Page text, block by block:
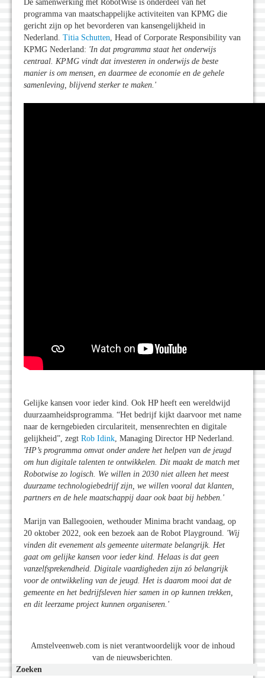
De samenwerking met RobotWise is onderdeel van het
programma van maatschappelijke activiteiten van KPMG die
gericht zijn op het bevorderen van kansengelijkheid in
Nederland. Titia Schutten , Head of Corporate Responsibility van
KPMG Nederland: 'In dat programma staat het onderwijs
centraal. KPMG vindt dat investeren in onderwijs de beste
manier is om mensen, en daarmee de economie en de gehele
samenleving, blijvend sterker te maken. '
Gelijke kansen voor ieder kind. Ook HP heeft een wereldwijd
duurzaamheidsprogramma. “Het bedrijf kijkt daarvoor met name
naar de kerngebieden circulariteit, mensenrechten en digitale
gelijkheid”, zegt Rob Idink , Managing Director HP Nederland.
'HP’s programma omvat onder andere het helpen van de jeugd
om hun digitale talenten te ontwikkelen. Dit maakt de match met
Robotwise zo logisch. We willen in 2030 niet alleen het meest
duurzame technologiebedrijf zijn, we willen vooral dat klanten,
partners en de hele maatschappij daar ook baat bij hebben. '
Marijn van Ballegooien, wethouder Minima bracht vandaag, op
20 oktober 2022, ook een bezoek aan de Robot Playground. 'Wij
vinden dit evenement als gemeente uitermate belangrijk. Het
gaat om gelijke kansen voor ieder kind. Helaas is dat geen
vanzelfsprekendheid. Digitale vaardigheden zijn zó belangrijk
voor de ontwikkeling van de jeugd. Het is daarom mooi dat de
gemeente en het bedrijfsleven hier samen in op kunnen trekken,
en dit leerzame project kunnen organiseren. '
Amstelveenweb.com is niet verantwoordelijk voor de inhoud
van de nieuwsberichten.
Zoeken